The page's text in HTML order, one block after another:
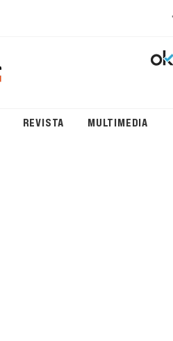
REVISTA MULTIMEDIA